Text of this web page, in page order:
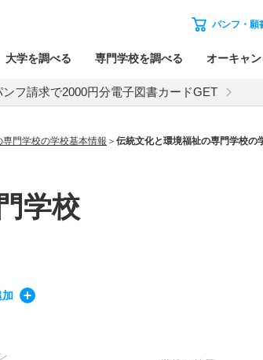
パンフ・願
大学を調べる 専門学校を調べる オーキャ
ンフ請求で2000円分電子図書カードGET
門学校の学校基本情報 伝統文化と環境福祉の専門学校の
学校
加